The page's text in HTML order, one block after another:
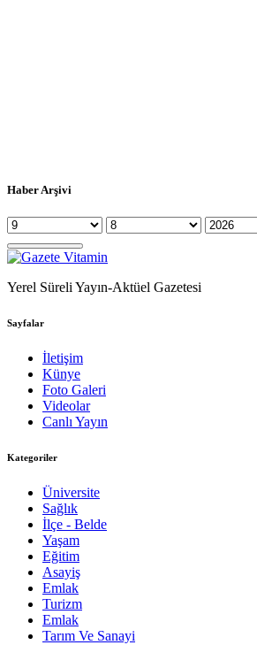
Haber Arşivi
Yerel Süreli Yayın-Aktüel Gazetesi
Sayfalar
İletişim
Künye
Foto Galeri
Videolar
Canlı Yayın
Kategoriler
Üniversite
Sağlık
İlçe - Belde
Yaşam
Eğitim
Asayiş
Emlak
Turizm
Emlak
Tarım Ve Sanayi